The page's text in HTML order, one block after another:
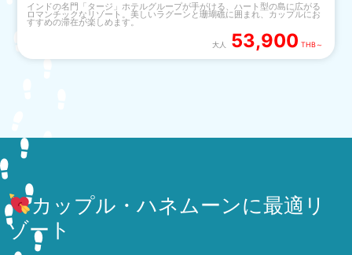
インドの名門「タージ」ホテルグループが手がける、ハート型の島に広がる
ロマンチックなリゾート。美しいラグーンと珊瑚礁に囲まれ、カップルにお
すすめの滞在が楽しめます。
大人 53,900 THB～
カップル・ハネムーンに最適リ
ゾート